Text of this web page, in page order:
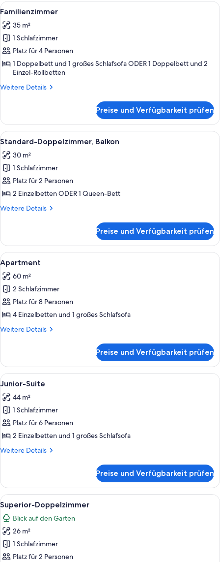
Alle
Fotos
für
Familienzimmer
anzeigen
Ein Hotelzimmer mit einem Bett,
4
Familienzimmer
35 m²
1 Schlafzimmer
Platz für 4 Personen
1 Doppelbett und 1 großes Schlafsofa ODER 1 Doppelbett und 2
Einzel-Rollbetten
Weitere Details
Weitere
Preise und Verfügbarkeit prüfen
Alle
Fotos
für
Standard-
Doppelzimmer,
Balkon
anzeigen
Ein Hotelzimmer mit einem großen
6
Standard-Doppelzimmer, Balkon
30 m²
1 Schlafzimmer
Platz für 2 Personen
2 Einzelbetten ODER 1 Queen-Bett
Weitere Details
Weitere
Doppelzimmer,
Balkon
Preise und Verfügbarkeit prüfen
Alle
Fotos
für
Apartment
anzeigen
Ein Hotelzimmer mit einem großen
4
Apartment
60 m²
2 Schlafzimmer
Platz für 8 Personen
4 Einzelbetten und 1 großes Schlafsofa
Weitere Details
Weitere
Preise und Verfügbarkeit prüfen
Alle
Fotos
für
Junior-
Suite
anzeigen
Ein modernes Hotelzimmer mit
4
Junior-Suite
44 m²
1 Schlafzimmer
Platz für 6 Personen
2 Einzelbetten und 1 großes Schlafsofa
Weitere Details
Weitere
Suite
Preise und Verfügbarkeit prüfen
Alle
Fotos
für
Superior-
Doppelzimmer
anzeigen
Ein Hotelzimmer mit zwei Betten,
4
Superior-Doppelzimmer
Blick auf den Garten
26 m²
1 Schlafzimmer
Platz für 2 Personen